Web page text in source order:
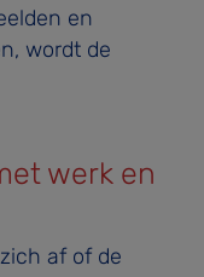
en
wordt de
werk en
af of de